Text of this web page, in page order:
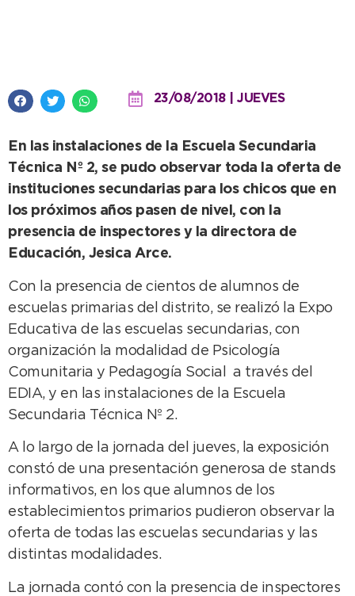
23/08/2018 | JUEVES
En las instalaciones de la Escuela Secundaria
Técnica Nº 2, se pudo observar toda la oferta de
instituciones secundarias para los chicos que en
los próximos años pasen de nivel, con la
presencia de inspectores y la directora de
Educación, Jesica Arce.
Con la presencia de cientos de alumnos de
escuelas primarias del distrito, se realizó la Expo
Educativa de las escuelas secundarias, con
organización la modalidad de Psicología
Comunitaria y Pedagogía Social a través del
EDIA, y en las instalaciones de la Escuela
Secundaria Técnica Nº 2.
A lo largo de la jornada del jueves, la exposición
constó de una presentación generosa de stands
informativos, en los que alumnos de los
establecimientos primarios pudieron observar la
oferta de todas las escuelas secundarias y las
distintas modalidades.
La jornada contó con la presencia de inspectores